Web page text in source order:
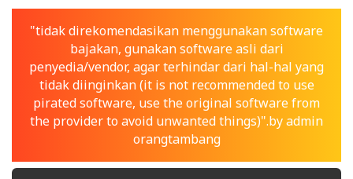
"tidak direkomendasikan menggunakan software
bajakan, gunakan software asli dari
penyedia/vendor, agar terhindar dari hal-hal yang
tidak diinginkan (it is not recommended to use
pirated software, use the original software from
the provider to avoid unwanted things)".by admin
orangtambang